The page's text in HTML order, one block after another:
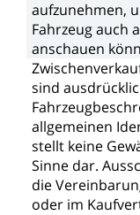
aufzunehmen,
Fahrzeugauch
anschauen
sind
allgemeinen
stellt keine
Sinne dar.
die
oder im